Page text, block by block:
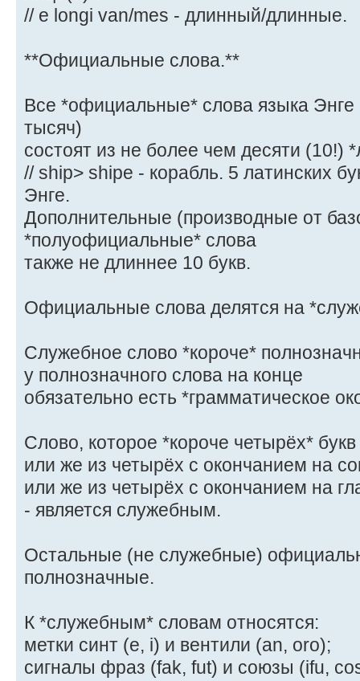
// e longi van/mes - длинный/длинные.
**Официальные слова.**
Все *официальные* слова языка Энге
тысяч)
состоят из не более чем десяти (10!)
// ship> shipe - корабль. 5 латинских
Энге.
Дополнительные (производные от
*полуофициальные* слова
также не длиннее 10 букв.
Официальные слова делятся на
Служебное слово *короче*
у полнозначного слова на конце
обязательно есть *грамматическое
Слово, которое *короче четырёх*
или же из четырёх с окончанием на
или же из четырёх с окончанием на
- является служебным.
Остальные (не служебные)
полнозначные.
К *служебным* словам относятся:
метки синт (e, i) и вентили (an, oro);
сигналы фраз (fak, fut) и союзы (ifu,